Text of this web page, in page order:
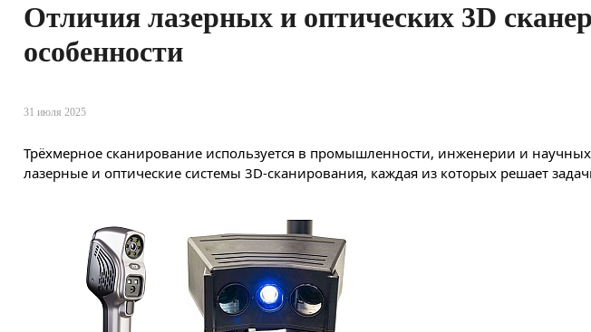
Отличия лазерных и оптических 3D
особенности
31 июля 2025
Трёхмерное сканирование используется в промышленности, инженерии и
лазерные и оптические системы 3D-сканирования, каждая из которых решает